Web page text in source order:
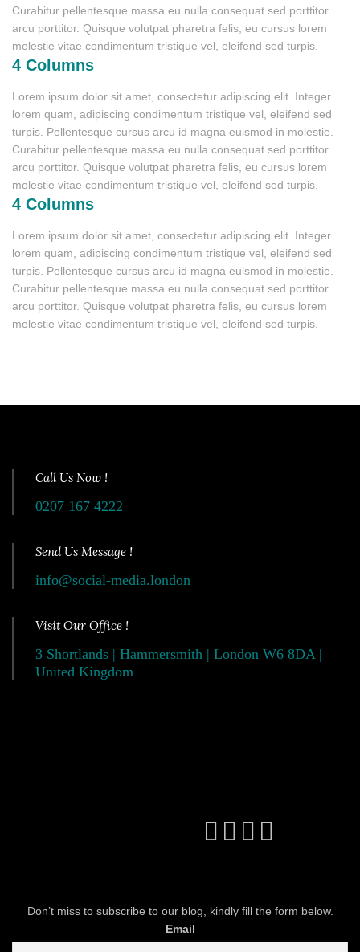
Curabitur pellentesque massa eu nulla consequat sed porttitor
arcu porttitor. Quisque volutpat pharetra felis, eu cursus lorem
molestie vitae condimentum tristique vel, eleifend sed turpis.
4 Columns
Lorem ipsum dolor sit amet, consectetur adipiscing elit. Integer
lorem quam, adipiscing condimentum tristique vel, eleifend sed
turpis. Pellentesque cursus arcu id magna euismod in molestie.
Curabitur pellentesque massa eu nulla consequat sed porttitor
arcu porttitor. Quisque volutpat pharetra felis, eu cursus lorem
molestie vitae condimentum tristique vel, eleifend sed turpis.
4 Columns
Lorem ipsum dolor sit amet, consectetur adipiscing elit. Integer
lorem quam, adipiscing condimentum tristique vel, eleifend sed
turpis. Pellentesque cursus arcu id magna euismod in molestie.
Curabitur pellentesque massa eu nulla consequat sed porttitor
arcu porttitor. Quisque volutpat pharetra felis, eu cursus lorem
molestie vitae condimentum tristique vel, eleifend sed turpis.
Call Us Now !
0207 167 4222
Send Us Message !
info@social-media.london
Visit Our Office !
3 Shortlands | Hammersmith | London W6 8DA |
United Kingdom
Don’t miss to subscribe to our blog, kindly fill the form below.
Email